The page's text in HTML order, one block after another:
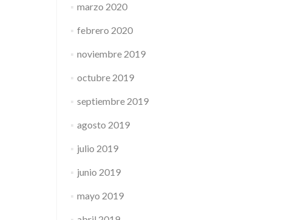
marzo 2020
febrero 2020
noviembre 2019
octubre 2019
septiembre 2019
agosto 2019
julio 2019
junio 2019
mayo 2019